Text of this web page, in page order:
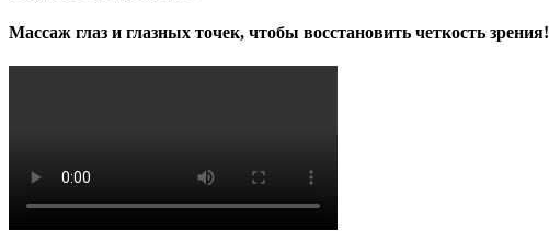
Массаж глаз и глазных точек, чтобы восстановить четкость зрения!